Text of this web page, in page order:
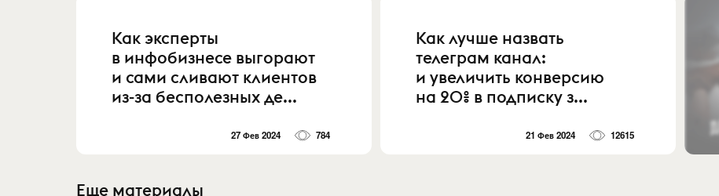
Как эксперты
в инфобизнесе выгорают
и сами сливают клиентов
из-за бесполезных де...
27 Фев 2024 784
Как лучше назвать
телеграм канал:
и увеличить конверсию
на 20% в подписку з...
21 Фев 2024 12615
Еще материалы